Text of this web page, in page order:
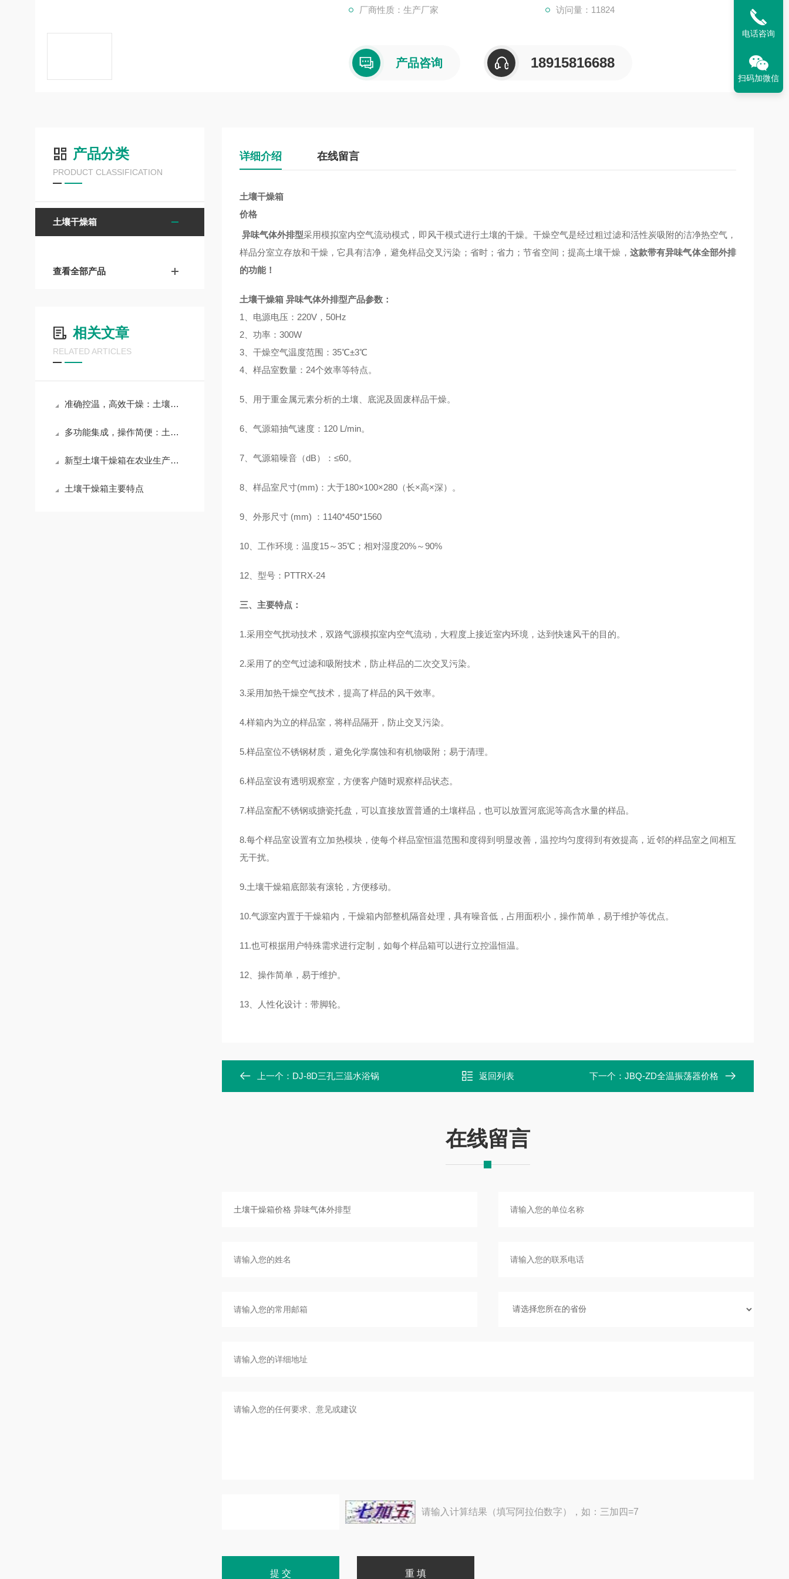
厂商性质：生产厂家 访问量：11824
产品咨询 18915816688
产品分类
PRODUCT CLASSIFICATION
土壤干燥箱
查看全部产品
相关文章
RELATED ARTICLES
准确控温，高效干燥：土壤干燥箱助力土壤样品准确处理与分析
多功能集成，操作简便：土壤干燥箱满足多样化土壤处理需求
新型土壤干燥箱在农业生产和科学研究中的应用
土壤干燥箱主要特点
详细介绍 在线留言
土壤干燥箱
价格
异味气体外排型采用模拟室内空气流动模式，即风干模式进行土壤的干燥。干燥空气是经过粗过滤和活性炭吸附的洁净热空气，
样品分室立存放和干燥，它具有洁净，避免样品交叉污染；省时；省力；节省空间；提高土壤干燥， 这款带有异味气体全部外排
的功能！
土壤干燥箱 异味气体外排型产品参数：
1 、电源电压：220V，50Hz
2、功率：300W
3、干燥空气温度范围： 35℃±3℃
4、样品室数量：24个效率等特点。
5、用于重金属元素分析的土壤、底泥及固废样品干燥。
6、气源箱抽气速度：120 L/min。
7、气源箱噪音（dB）：≤60。
8、样品室尺寸(mm)：大于180×100×280（长×高×深）。
9、外形尺寸 (mm) ：1140*450*1560
10、工作环境：温度15～35℃；相对湿度20%～90%
12、型号： PTTRX-24
三、主要特点：
1.采用空气扰动技术，双路气源模拟室内空气流动，大程度上接近室内环境，达到快速风干的目的。
2.采用了的空气过滤和吸附技术，防止样品的二次交叉污染。
3.采用加热干燥空气技术，提高了样品的风干效率。
4.样箱内为立的样品室，将样品隔开，防止交叉污染。
5.样品室位不锈钢材质，避免化学腐蚀和有机物吸附；易于清理。
6.样品室设有透明观察室，方便客户随时观察样品状态。
7.样品室配不锈钢或搪瓷托盘，可以直接放置普通的土壤样品，也可以放置河底泥等高含水量的样品。
8.每个样品室设置有立加热模块，使每个样品室恒温范围和度得到明显改善，温控均匀度得到有效提高，近邻的样品室之间相互
无干扰。
9.土壤干燥箱底部装有滚轮，方便移动。
10.气源室内置于干燥箱内，干燥箱内部整机隔音处理，具有噪音低，占用面积小，操作简单，易于维护等优点。
11.也可根据用户特殊需求进行定制，如每个样品箱可以进行立控温恒温。
12、操作简单，易于维护。
13、人性化设计：带脚轮。
上一个： DJ-8D三孔三温水浴锅 返回列表 下一个： JBQ-ZD全温振荡器价格
在线留言
请输入计算结果（填写阿拉伯数字），如：三加四=7
电话咨询
扫码加微信